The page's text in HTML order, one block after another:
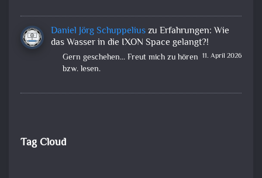
Daniel Jörg Schuppeliuszu Erfahrungen: Wie
das Wasser in die IXON Space gelangt?!
11. April 2026
Gern geschehen... Freut mich zu hören
bzw. lesen.
Tag Cloud